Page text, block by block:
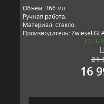
Объем: 366 мл.
Ручная работа.
Материал: стекло​.
Производитель: Zwiesel
ЕСТЬ
21
16